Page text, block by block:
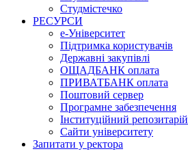
Студмістечко
РЕСУРСИ
е-Університет
Підтримка користувачів
Державні закупівлі
ОЩАДБАНК оплата
ПРИВАТБАНК оплата
Поштовий сервер
Програмне забезпечення
Інституційний репозитарій
Сайти університету
Запитати у ректора